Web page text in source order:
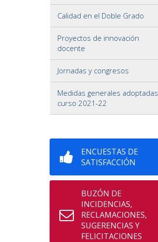
Calidad en el Doble Grado
Proyectos de innovación
docente
Jornadas y congresos
Medidas generales adoptadas
curso 2021-22
ENCUESTAS DE
SATISFACCIÓN
BUZÓN DE
INCIDENCIAS,
RECLAMACIONES,
SUGERENCIAS Y
FELICITACIONES